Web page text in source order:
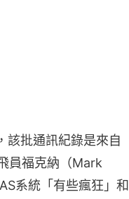
該批通訊紀錄是來自
員福克納（Mark
系統「有些瘋狂」和